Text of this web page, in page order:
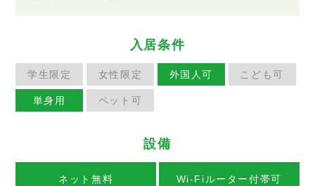
入居条件
学生限定 女性限定 外国人可 こども可
単身用 ペット可
設備
ネット無料 Wi-Fiルーター付帯可